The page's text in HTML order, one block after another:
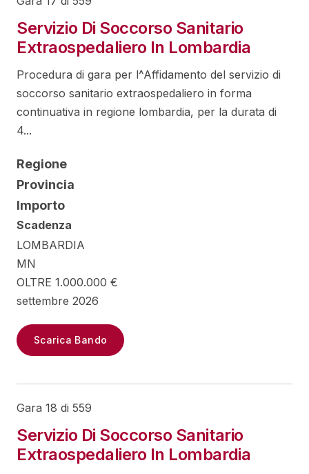
Servizio Di Soccorso Sanitario
Extraospedaliero In Lombardia
Procedura di gara per l^Affidamento del servizio di
soccorso sanitario extraospedaliero in forma
continuativa in regione lombardia, per la durata di
4...
Regione
Provincia
Importo
Scadenza
LOMBARDIA
MN
OLTRE 1.000.000 €
settembre 2026
Scarica Bando
Gara 18 di 559
Servizio Di Soccorso Sanitario
Extraospedaliero In Lombardia